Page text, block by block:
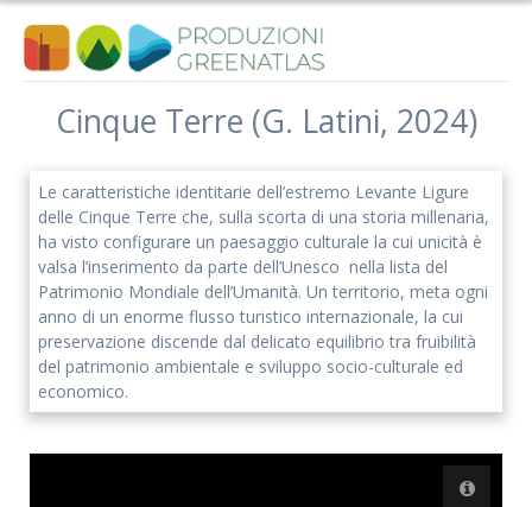
Iscriviti alla nostra newsletter
Rimani aggiornato sulle nostre iniziative e l'andamento del
nostro progetto di ricerca.
Salta
al
contenuto
Cinque Terre (G. Latini, 2024)
Le caratteristiche identitarie dell’estremo Levante Ligure
delle Cinque Terre che, sulla scorta di una storia millenaria,
ha visto configurare un paesaggio culturale la cui unicità è
valsa l’inserimento da parte dell’Unesco nella lista del
Patrimonio Mondiale dell’Umanità. Un territorio, meta ogni
anno di un enorme flusso turistico internazionale, la cui
preservazione discende dal delicato equilibrio tra fruibilità
del patrimonio ambientale e sviluppo socio-culturale ed
economico.